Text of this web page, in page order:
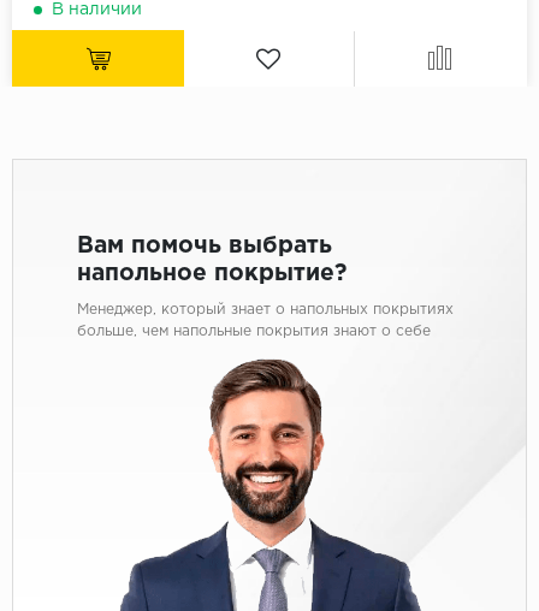
В наличии
Вам помочь выбрать
напольное покрытие?
Менеджер, который знает о напольных покрытиях
больше, чем напольные покрытия знают о себе